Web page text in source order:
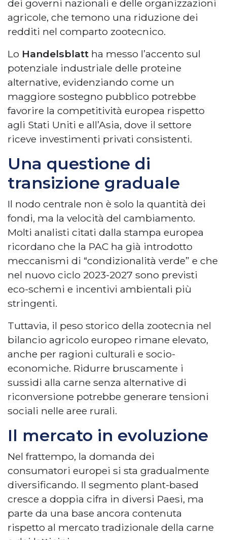
dei governi nazionali e delle organizzazioni
agricole, che temono una riduzione dei
redditi nel comparto zootecnico.
Lo Handelsblatt ha messo l’accento sul
potenziale industriale delle proteine
alternative, evidenziando come un
maggiore sostegno pubblico potrebbe
favorire la competitività europea rispetto
agli Stati Uniti e all’Asia, dove il settore
riceve investimenti privati consistenti.
Una questione di
transizione graduale
Il nodo centrale non è solo la quantità dei
fondi, ma la velocità del cambiamento.
Molti analisti citati dalla stampa europea
ricordano che la PAC ha già introdotto
meccanismi di “condizionalità verde” e che
nel nuovo ciclo 2023-2027 sono previsti
eco-schemi e incentivi ambientali più
stringenti.
Tuttavia, il peso storico della zootecnia nel
bilancio agricolo europeo rimane elevato,
anche per ragioni culturali e socio-
economiche. Ridurre bruscamente i
sussidi alla carne senza alternative di
riconversione potrebbe generare tensioni
sociali nelle aree rurali.
Il mercato in evoluzione
Nel frattempo, la domanda dei
consumatori europei si sta gradualmente
diversificando. Il segmento plant-based
cresce a doppia cifra in diversi Paesi, ma
parte da una base ancora contenuta
rispetto al mercato tradizionale della carne